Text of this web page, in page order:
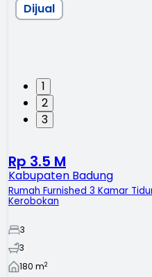
1
2
3
Dijual
Rp 3.5 M
Kabupaten Badung
Rumah Furnished 3 Kamar
Kerobokan
3
3
180 m2